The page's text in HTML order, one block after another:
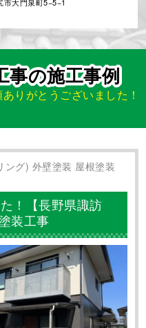
事の施工事例
りがとうございました！
！【長野県諏訪
装工事